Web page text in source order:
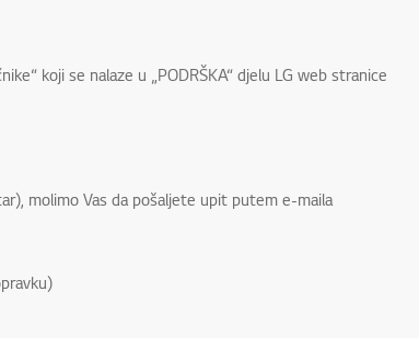
koji se nalaze u „PODRŠKA“ djelu LG web stranice
molimo Vas da pošaljete upit putem e-maila